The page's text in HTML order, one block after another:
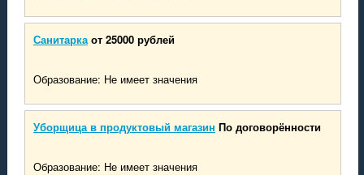
Санитарка от 25000 рублей
Образование: Не имеет значения
Уборщица в продуктовый магазин По договорённости
Образование: Не имеет значения